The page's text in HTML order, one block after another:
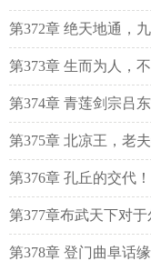
第372章 绝天地通，
第373章 生而为人，
那一抹气运？
第374章 青莲剑宗吕
第375章 北凉王，老
第376章 孔丘的交代！
第377章布武天下对
第378章 登门曲阜话缘